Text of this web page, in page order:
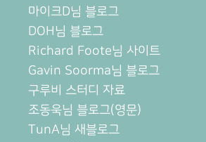
마이크D님 블로그
DOH님 블로그
Richard Foote님 사이트
Gavin Soorma님 블로그
구루비 스터디 자료
조동욱님 블로그(영문)
TunA님 새블로그